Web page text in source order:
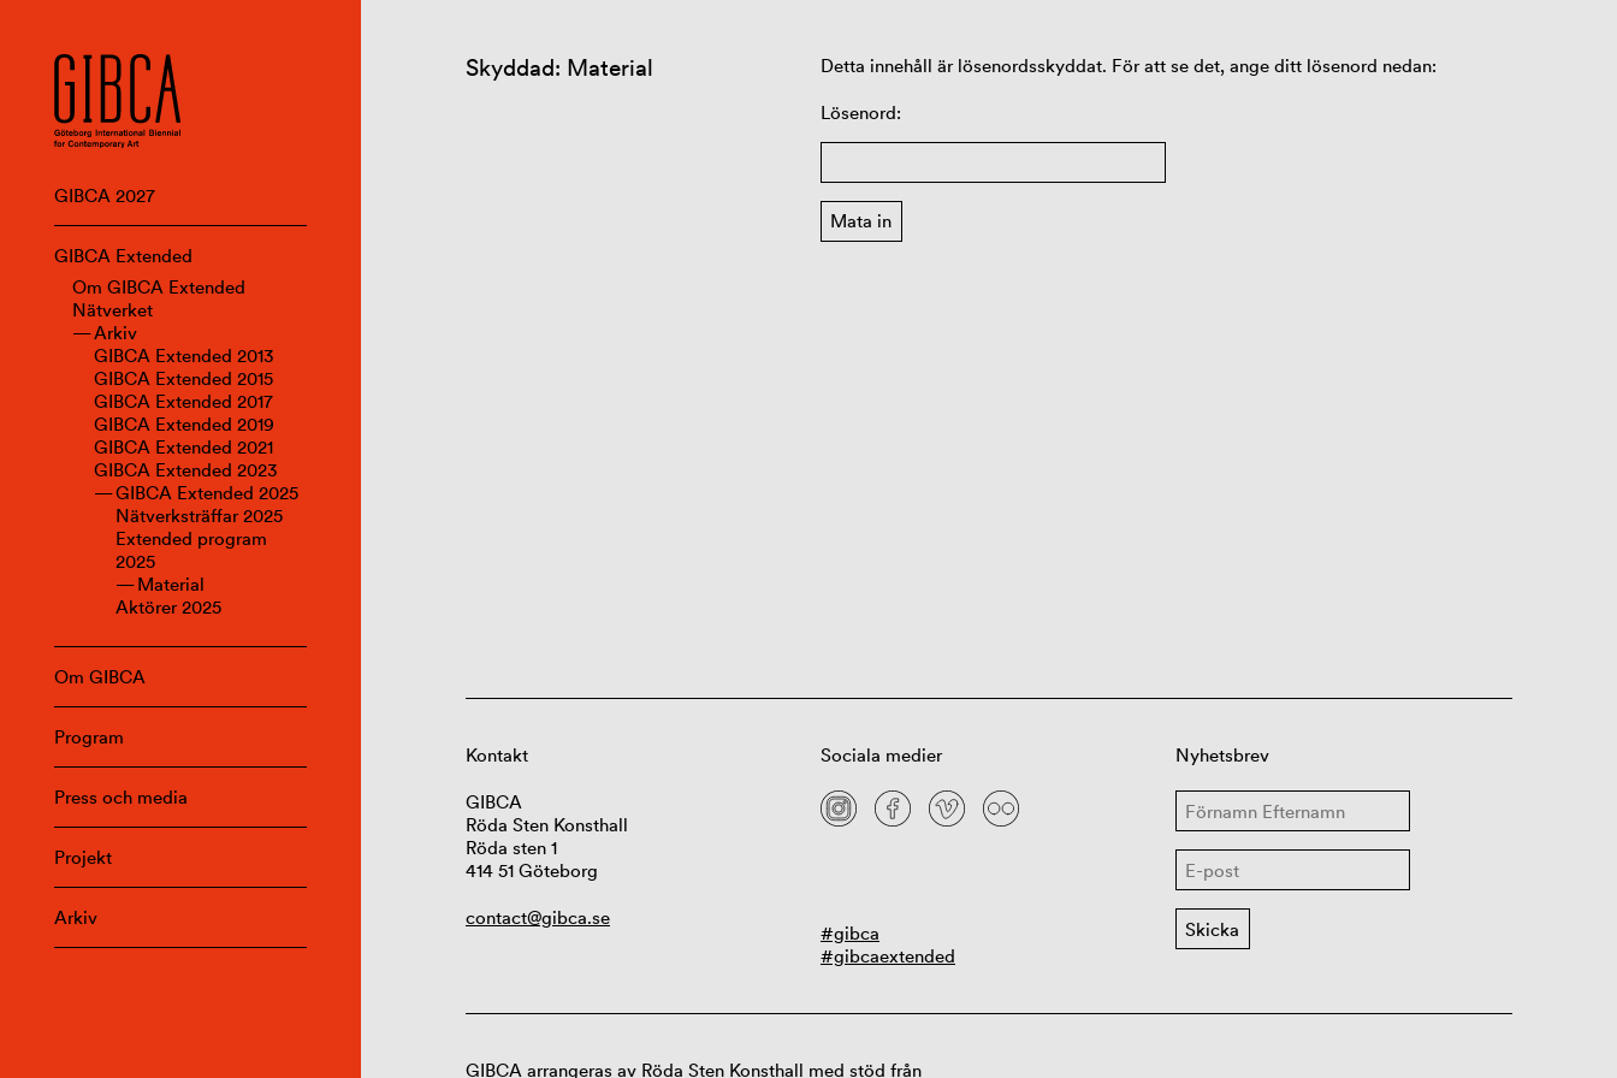
GIBCA 2027
GIBCA Extended
Om GIBCA Extended
Nätverket
Arkiv
GIBCA Extended 2013
GIBCA Extended 2015
GIBCA Extended 2017
GIBCA Extended 2019
GIBCA Extended 2021
GIBCA Extended 2023
GIBCA Extended 2025
Nätverksträffar 2025
Extended program
2025
Material
Aktörer 2025
Om GIBCA
Program
Press och media
Projekt
Arkiv
Skyddad: Material Detta innehåll är lösenordsskyddat. För att se det, ange ditt lösenord nedan:
Lösenord:
Kontakt
GIBCA
Röda Sten Konsthall
Röda sten 1
414 51 Göteborg
contact@gibca.se
Sociala medier
#gibca
#gibcaextended
Nyhetsbrev
GIBCA arrangeras av Röda Sten Konsthall med stöd från